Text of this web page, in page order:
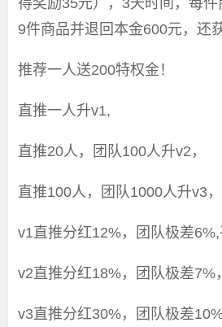
得奖励35元），3天时间，每件
9件商品并退回本金600元，还
推荐一人送200特权金！
直推一人升v1,
直推20人，团队100人升v2，
直推100人，团队1000人升v3，
v1直推分红12%，团队极差6%,
v2直推分红18%，团队极差7%
v3直推分红30%，团队极差